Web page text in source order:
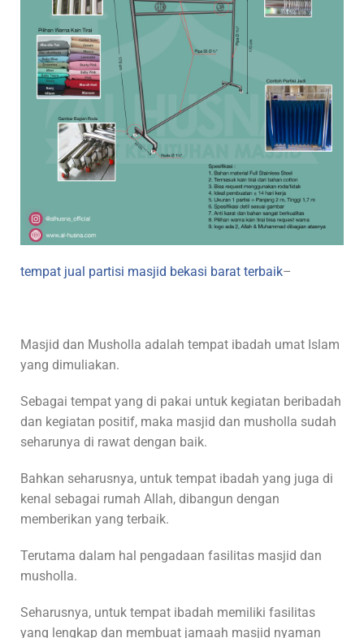
tempat jual partisi masjid bekasi barat terbaik–
Masjid dan Musholla adalah tempat ibadah umat Islam
yang dimuliakan.
Sebagai tempat yang di pakai untuk kegiatan beribadah
dan kegiatan positif, maka masjid dan musholla sudah
seharunya di rawat dengan baik.
Bahkan seharusnya, untuk tempat ibadah yang juga di
kenal sebagai rumah Allah, dibangun dengan
memberikan yang terbaik.
Terutama dalam hal pengadaan fasilitas masjid dan
musholla.
Seharusnya, untuk tempat ibadah memiliki fasilitas
yang lengkap dan membuat jamaah masjid nyaman